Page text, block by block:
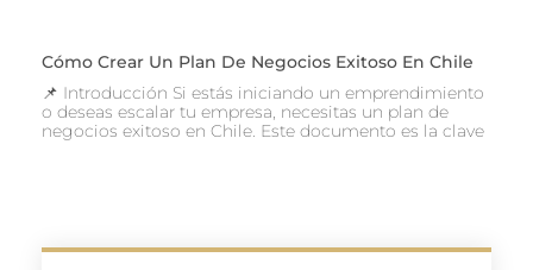
Cómo Crear Un Plan De Negocios Exitoso En Chile
📌 Introducción Si estás iniciando un emprendimiento
o deseas escalar tu empresa, necesitas un plan de
negocios exitoso en Chile. Este documento es la clave